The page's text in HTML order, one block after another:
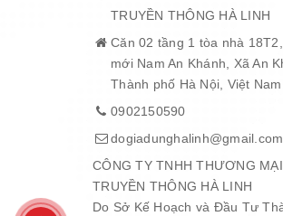
TRUYỀN THÔNG HÀ LINH
Căn 02 tầng 1 tòa nhà
mới Nam An Khánh, Xã An
Thành phố Hà Nội, Việt Nam
0902150590
dogiadunghalinh@gmail.com
CÔNG TY TNHH THƯƠNG
TRUYỀN THÔNG HÀ LINH
Do Sở Kế Hoạch và Đầu Tư